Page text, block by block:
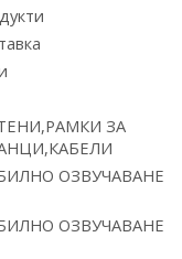
ЗА
ОЗВУЧАВАНЕ
ОЗВУЧАВАНЕ